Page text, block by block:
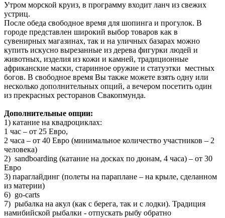
Утром морской круиз, в программу входит ланч из свежих
устриц.
После обеда свободное время для шопинга и прогулок. В
городе представлен широкий выбор товаров как в
сувенирных магазинах, так и на уличных базарах можно
купить искусно вырезанные из дерева фигурки людей и
животных, изделия из кожи и камней, традиционные
африканские маски, старинное оружие и статуэтки местных
богов. В свободное время Вы также можете взять одну или
несколько дополнительных опций, а вечером посетить один
из прекрасных ресторанов Свакопмунда.
Дополнительные опции:
1) катание на квадроциклах:
1 час – от 25 Евро,
2 часа – от 40 Евро (минимальное количество участников – 2
человека)
2) sandboarding (катание на досках по дюнам, 4 часа) – от 30
Евро
3) параглайдинг (полеты на параплане – на крыле, сделанном
из материи)
6) go-carts
7) рыбалка на акул (как с берега, так и с лодки). Традиция
намибийской рыбалки - отпускать рыбу обратно